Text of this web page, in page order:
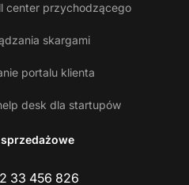
center przychodzącego
skargami
portalu klienta
desk dla startupów
33 456 826